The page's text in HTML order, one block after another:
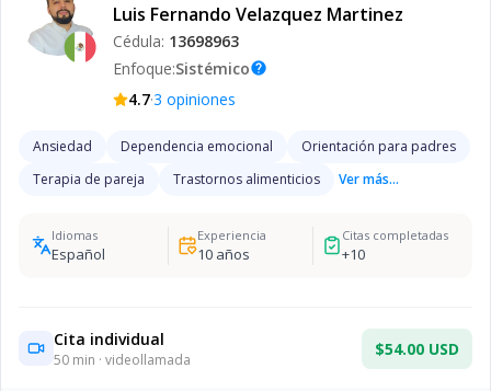
Luis Fernando Velazquez Martinez
Cédula: 13698963
Enfoque:Sistémicohelp
4.7·3 opiniones
Ansiedad Dependencia emocional
Orientación para padres
Terapia de pareja
Trastornos alimenticios Ver más...
Idiomas
Español
Experiencia
10años
Citas completadas
+10
Cita individual
50 min · videollamada
$54.00 USD